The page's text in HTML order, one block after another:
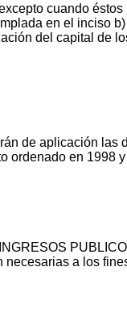
cuando
en el inciso
del capital de
de aplicación
ordenado en
a los